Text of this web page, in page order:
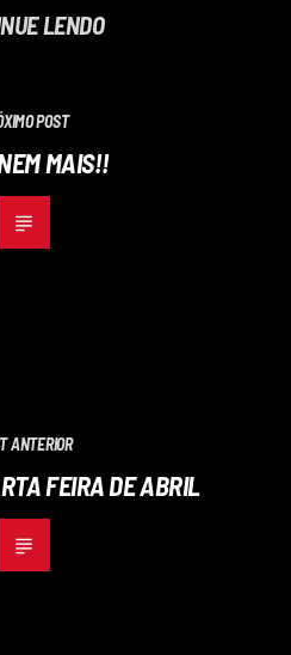
LENDO
POST
MAIS!!
ANTERIOR
FEIRA DE ABRIL